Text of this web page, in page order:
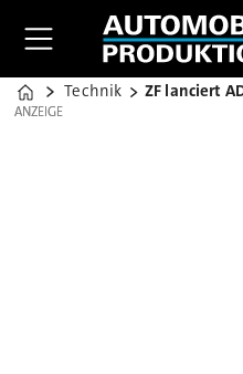
Home
Technik
ANZEIGE
ANZEIGE